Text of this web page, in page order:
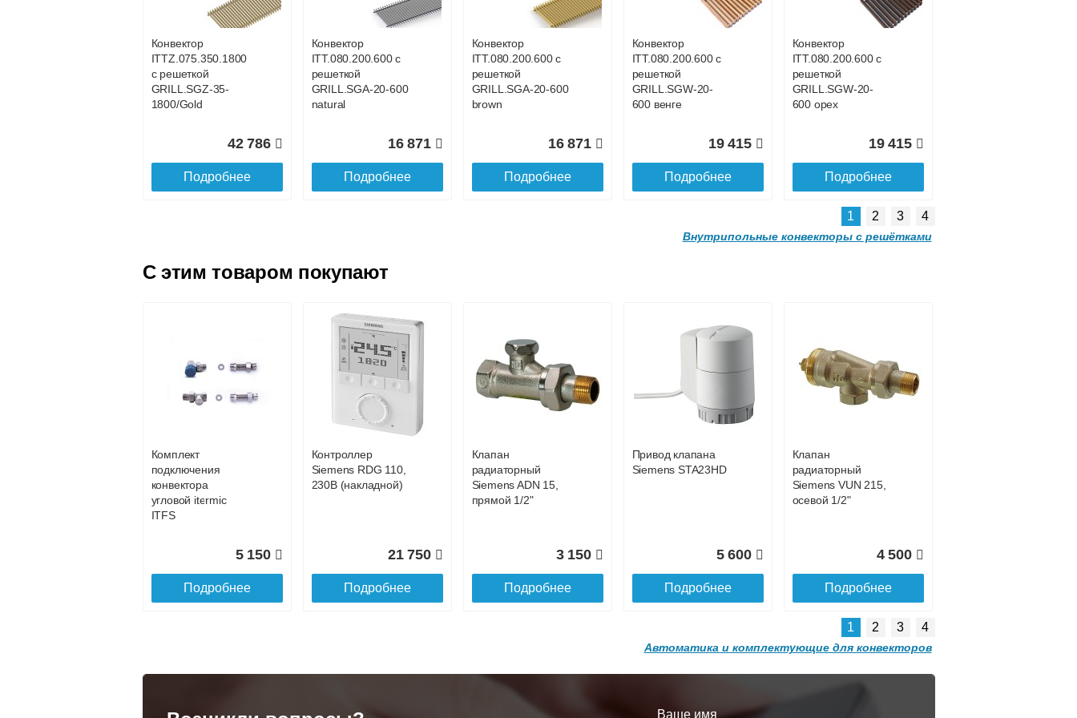
SGL.1200.160
20 160
Подробнее
SGL.1300.160
21 679
Подробнее
SGL.1400.160
23 035 24 377
Подробнее
25 735
Подробнее
Конвектор
с решеткой
SGL.1800.160
champagne
28 450
Подробнее
champagne
29 809
SGL.2000.160
31 311
Подробнее
Конвектор
ITTZ.075.350.1800
с решеткой
GRILL.SGZ-35-
1800/Gold
42 786
Подробнее
Конвектор
ITT.080.200.600 с
решеткой
GRILL.SGA-20-600
natural
16 871
Подробнее
Конвектор
ITT.080.200.600 с
решеткой
GRILL.SGA-20-600
brown
16 871
Подробнее
Конвектор
ITT.080.200.600 с
решеткой
GRILL.SGW-20-
600 венге
19 415
Подробнее
Конвектор
ITT.080.200.600 с
решеткой
GRILL.SGW-20-
600 орех
19 415
Подробнее
Конвектор
ITT.080.200.1200 с
решеткой
GRILL.SGA-20-
Подробнее
Конвектор
ITT.080.200.600 с
GRILL.SGA-20-600
gold
Подробнее
Конвектор
ITT.080.200.1200 с
решеткой
GRILL.SGA-20-
Подробнее
ITT.080.200.1200 с
решеткой
GRILL.SGW-20-
32 501
Конвектор
ITT.080.200.1200 с
решеткой
GRILL.SGW-20-
Подробнее
Конвектор
Конвектор
Конвектор
ITT.080.200.1200 с
Конвектор
решеткой
Конвектор
1 2 3 4
Внутрипольные конвекторы с решётками
C этим товаром покупают
Комплект
подключения
конвектора
угловой itermic
ITFS
5 150
Подробнее
Контроллер
Siemens RDG 110,
230В (накладной)
21 750
Подробнее
Клапан
радиаторный
Siemens ADN 15,
прямой 1/2"
3 150
Подробнее
Привод клапана
Siemens STA23HD
5 600
Подробнее
Клапан
радиаторный
Siemens VUN 215,
осевой 1/2"
4 500
Подробнее
1 2 3 4
Автоматика и комплектующие для конвекторов
Ваше имя